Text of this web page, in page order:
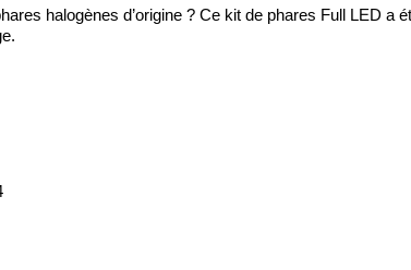
halogènes d’origine ? Ce kit de phares Full LED